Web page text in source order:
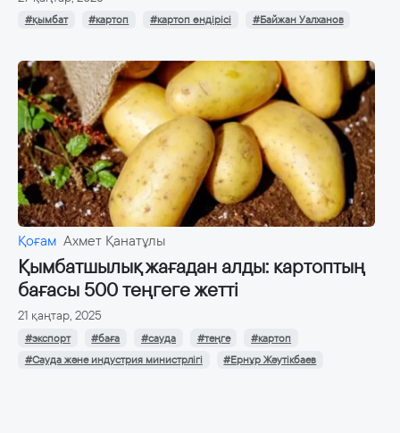
#қымбат #картоп #картоп өндірісі #Байжан Уалханов
Қоғам Ахмет Қанатұлы
Қымбатшылық жағадан алды: картоптың
бағасы 500 теңгеге жетті
21 қаңтар, 2025
#экспорт #баға #сауда #теңге
#картоп
#Сауда және индустрия министрлігі
#Ернұр Жәутікбаев